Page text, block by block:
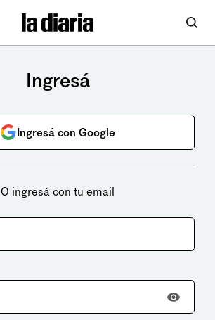
Ingresá
Ingresá con Google
O ingresá con tu email